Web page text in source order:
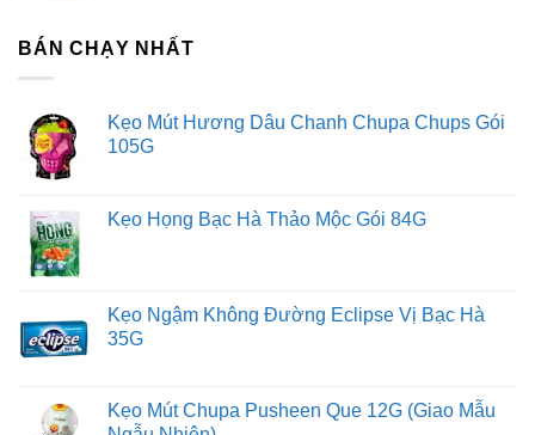
BÁN CHẠY NHẤT
Kẹo Mút Hương Dâu Chanh Chupa Chups Gói
105G
Kẹo Họng Bạc Hà Thảo Mộc Gói 84G
Kẹo Ngậm Không Đường Eclipse Vị Bạc Hà
35G
Kẹo Mút Chupa Pusheen Que 12G (Giao Mẫu